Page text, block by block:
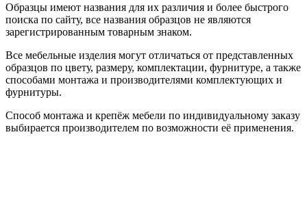
Образцы имеют названия для их различия и более быстрого
поиска по сайту, все названия образцов не являются
зарегистрированным товарным знаком.
Все мебельные изделия могут отличаться от представленных
образцов по цвету, размеру, комплектации, фурнитуре, а также
способами монтажа и производителями комплектующих и
фурнитуры.
Способ монтажа и крепёж мебели по индивидуальному заказу
выбирается производителем по возможности её применения.